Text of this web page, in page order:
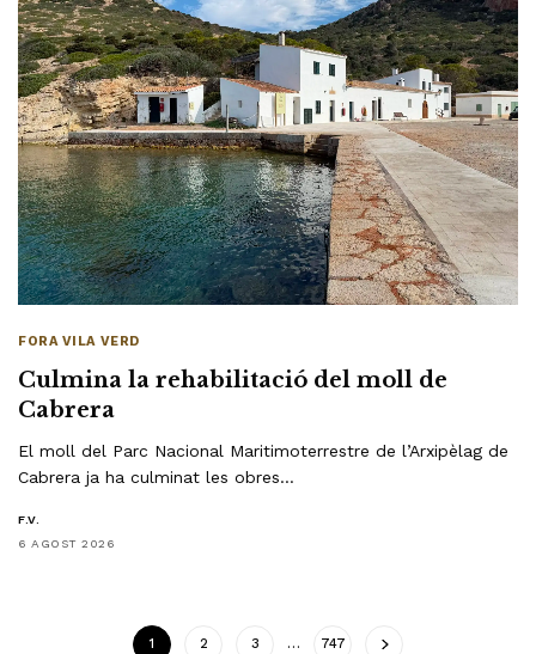
FORA VILA VERD
Culmina la rehabilitació del moll de
Cabrera
El moll del Parc Nacional Maritimoterrestre de l’Arxipèlag de
Cabrera ja ha culminat les obres…
F.V.
6 AGOST 2026
1 2 3 … 747